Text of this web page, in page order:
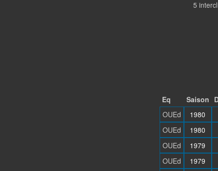
5
Eq Saison
OUEd
1980
OUEd
1980
OUEd
1979
OUEd
1979